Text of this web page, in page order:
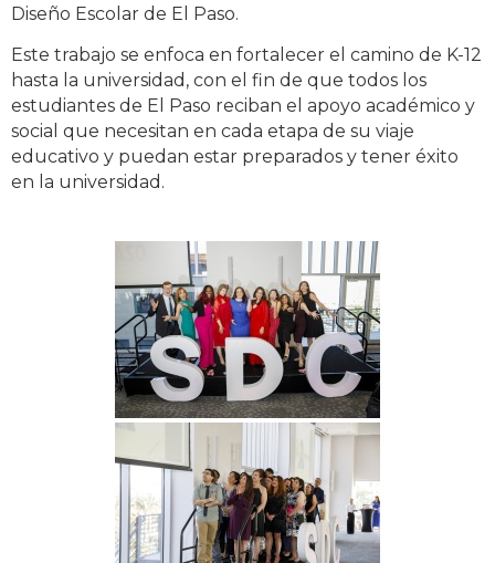
Diseño Escolar de El Paso.
Este trabajo se enfoca en fortalecer el camino de K-12
hasta la universidad, con el fin de que todos los
estudiantes de El Paso reciban el apoyo académico y
social que necesitan en cada etapa de su viaje
educativo y puedan estar preparados y tener éxito
en la universidad.